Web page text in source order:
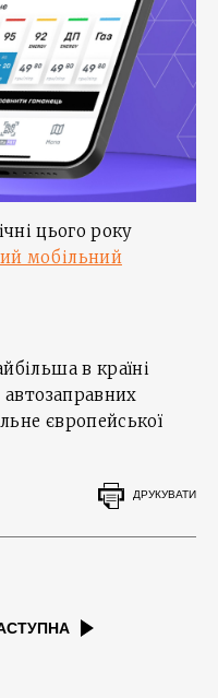
цього року
мобільний
в країні
європейської
ДРУКУВАТИ